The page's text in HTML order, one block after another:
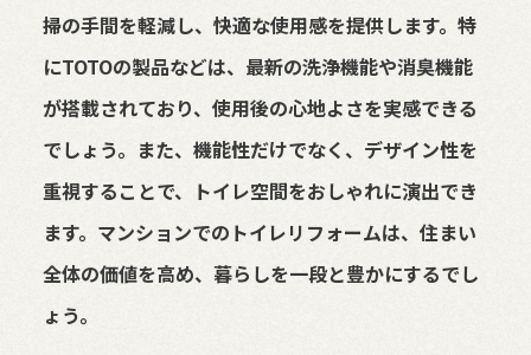
掃の手間を軽減し、快適な使用感を提供します。特
にTOTOの製品などは、最新の洗浄機能や消臭機能
が搭載されており、使用後の心地よさを実感できる
でしょう。また、機能性だけでなく、デザイン性を
重視することで、トイレ空間をおしゃれに演出でき
ます。マンションでのトイレリフォームは、住まい
全体の価値を高め、暮らしを一段と豊かにするでし
ょう。